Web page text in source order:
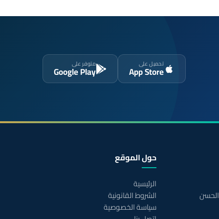
تحميل على
App Store
متوفر على
Google Play
حول الموقع
الرئيسية
الشروط القانونية
سياسة الخصوصية